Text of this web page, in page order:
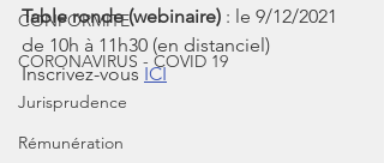
CONFORMITE
CORONAVIRUS - COVID 19
Jurisprudence
Rémunération
Table ronde (webinaire) : le 9/12/2021
de 10h à 11h30 (en distanciel)
Inscrivez-vous ICI